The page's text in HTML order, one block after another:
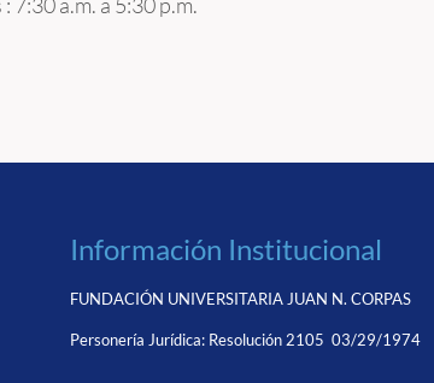
Información Institucional
FUNDACIÓN UNIVERSITARIA JUAN N. CORPAS
Personería Jurídica: Resolución 2105 03/29/1974